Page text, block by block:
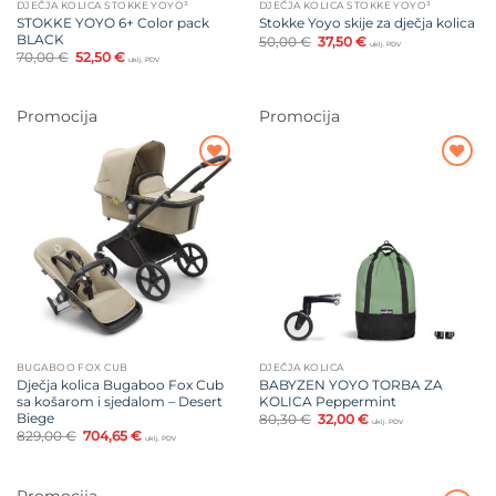
DJEČJA KOLICA STOKKE YOYO³
STOKKE YOYO 6+ Color pack
BLACK
70,00€ Izvorna
cijena
70,00 €.
52,50€Trenutna
cijena
uklj. PDV
DJEČJA KOLICA STOKKE YOYO³
Stokke Yoyo skije za dječja kolica
50,00€ Izvorna
cijena
37,50€Trenutna
cijena
uklj. PDV
Promocija
Dodajte
na listu
želja
BUGABOO FOX CUB
Dječja kolica Bugaboo Fox Cub
sa košarom i sjedalom – Desert
Biege
829,00€ Izvorna
cijena
829,00 €.
704,65€Trenutna
uklj. PDV
Promocija
DJEČJA KOLICA
BABYZEN YOYO TORBA ZA
KOLICA Peppermint
80,30€ Izvorna
cijena
32,00€Trenutna
uklj. PDV